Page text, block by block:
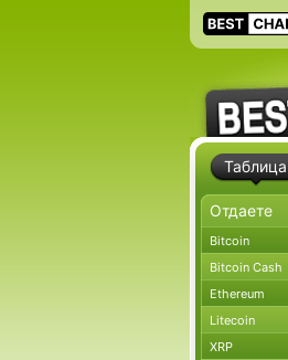
Таблица
Bitcoin
Bitcoin Cash
Ethereum
Litecoin
XRP